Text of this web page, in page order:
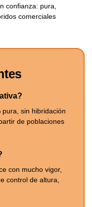
confianza: pura,
comerciales
sin hibridación
de poblaciones
con mucho vigor,
control de altura,